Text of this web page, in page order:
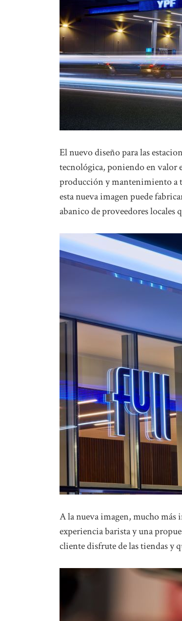
El nuevo diseño para las
tecnológica, poniendo en valor
producción y mantenimiento a
esta nueva imagen puede
abanico de proveedores locales
A la nueva imagen, mucho
experiencia barista y una
cliente disfrute de las tiendas y